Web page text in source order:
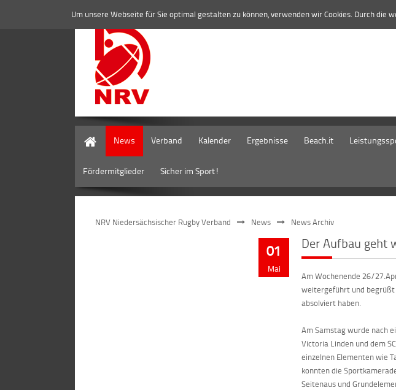
News Verband Kalender Ergebnisse Beach.it
Fördermitglieder Sicher im Sport!
NRV Niedersächsischer Rugby Verband News News Archiv
01
Mai
Der Aufbau geht
Am Wochenende 26/
weitergeführt und begrüßt
absolviert haben.
Am Samstag wurde nach
Victoria Linden und dem
einzelnen Elementen wie
konnten die
Seitenaus und
Um unsere Webseite für Sie optimal gestalten zu können, verwenden wir Cookies. Durch die